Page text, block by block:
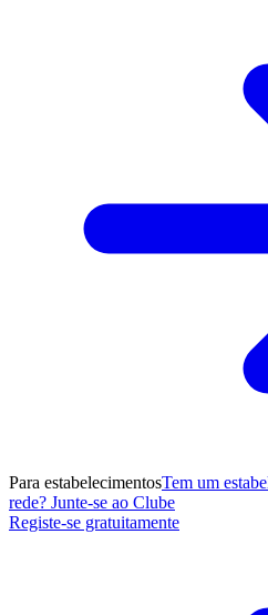
Para estabelecimentosTem um
rede? Junte-se ao Clube
Registe-se gratuitamente